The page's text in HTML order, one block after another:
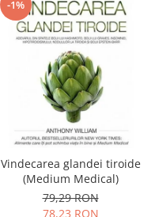
-1%
Vindecarea glandei tiroide
(Medium Medical)
79,29 RON
78,23 RON